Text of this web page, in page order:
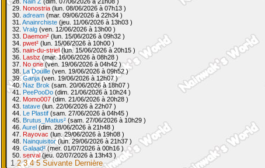
29. Nonostria (lun. 08/06/2026 à 07h13 )
30. adream (mar. 09/06/2026 à 22h34 )
31. Anainrchiste (jeu. 11/06/2026 à 13h03 )
32. Vralg (ven. 12/06/2026 à 13h00 )
33. Daemon² (lun. 15/06/2026 à 09h32 )
34. pwet² (lun. 15/06/2026 à 10h00 )
35. nain-du-striel(lun. 15/06/2026 à 20h15 )
36. Lasbz (mar. 16/06/2026 à 08h28 )
37. No one(ven. 19/06/2026 à 04h42 )
38. La Douille (ven. 19/06/2026 à 09h52 )
39.Ganja (ven. 19/06/2026 à 12h07 )
40.Naz Brok (sam. 20/06/2026 à 18h07 )
41. PeePooDo (dim. 21/06/2026 à 10h24 )
42. Momo007 (dim. 21/06/2026 à 20h28 )
43. tatave (lun. 22/06/2026 à 22h07 )
44. Le Plastif (sam. 27/06/2026 à 04h45 )
45. Brutus_Matius² (sam. 27/06/2026 à 10h29 )
46. Aurel (dim. 28/06/2026 à 21h48 )
47. Rayovac (lun. 29/06/2026 à 19h08 )
48. Nainquisitor (lun. 29/06/2026 à 21h37 )
49. Galaad²(mer. 01/07/2026 à 00h16 )
50. serval(jeu. 02/07/2026 à 13h43 )
1 2 3 4 5 Suivante Dernière